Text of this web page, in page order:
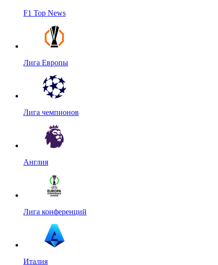
F1 Top News
Лига Европы
Лига чемпионов
Англия
Лига конференций
Италия